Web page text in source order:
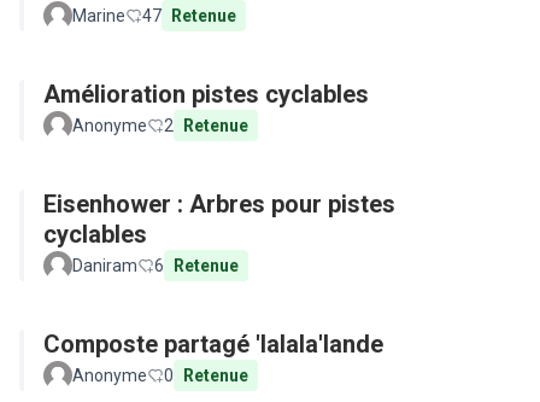
Marine 47 Retenue
Amélioration pistes cyclables
Anonyme 2 Retenue
Eisenhower : Arbres pour pistes
cyclables
Daniram 6 Retenue
Composte partagé 'lalala'lande
Anonyme 0 Retenue